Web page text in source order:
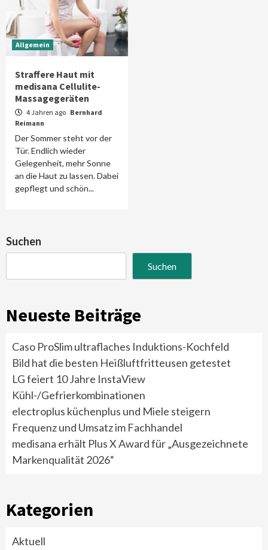
Allgemein
Straffere Haut mit
medisana Cellulite-
Massagegeräten
4 Jahren ago Bernhard
Reimann
Der Sommer steht vor der
Tür. Endlich wieder
Gelegenheit, mehr Sonne
an die Haut zu lassen. Dabei
gepflegt und schön...
Suchen
Suchen
Neueste Beiträge
Caso ProSlim ultraflaches Induktions-Kochfeld
Bild hat die besten Heißluftfritteusen getestet
LG feiert 10 Jahre InstaView
Kühl-/Gefrierkombinationen
electroplus küchenplus und Miele steigern
Frequenz und Umsatz im Fachhandel
medisana erhält Plus X Award für „Ausgezeichnete
Markenqualität 2026“
Kategorien
Aktuell